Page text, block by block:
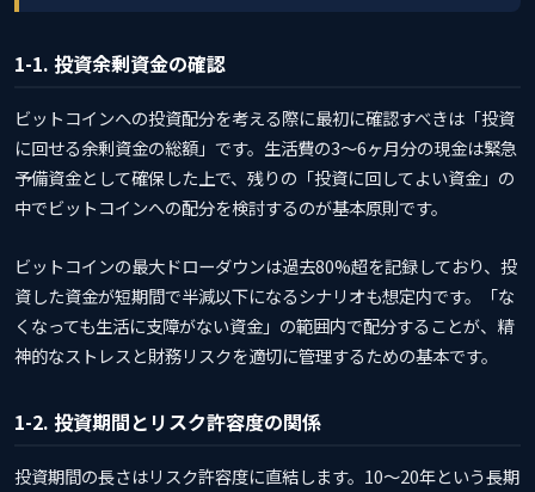
1-1. 投資余剰資金の確認
ビットコインへの投資配分を考える際に最初に確認すべきは「投資
に回せる余剰資金の総額」です。生活費の3〜6ヶ月分の現金は緊急
予備資金として確保した上で、残りの「投資に回してよい資金」の
中でビットコインへの配分を検討するのが基本原則です。
ビットコインの最大ドローダウンは過去80%超を記録しており、投
資した資金が短期間で半減以下になるシナリオも想定内です。「な
くなっても生活に支障がない資金」の範囲内で配分することが、精
神的なストレスと財務リスクを適切に管理するための基本です。
1-2. 投資期間とリスク許容度の関係
投資期間の長さはリスク許容度に直結します。10〜20年という長期